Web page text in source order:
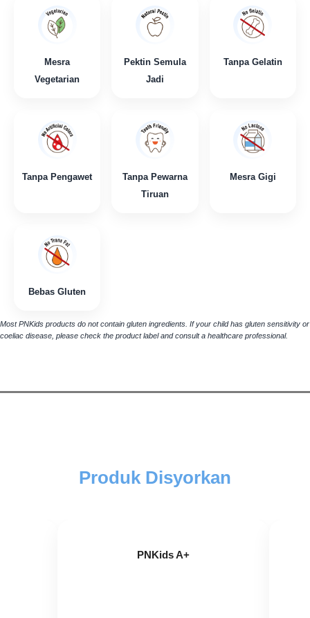
Mesra
Vegetarian
Pektin Semula
Jadi
Tanpa Gelatin
Tanpa Pengawet
Tanpa Pewarna
Tiruan
Mesra Gigi
Bebas Gluten
Most PNKids products do not contain gluten ingredients. If your child has gluten sensitivity or
coeliac disease, please check the product label and consult a healthcare professional.
Produk Disyorkan
PNKids A+